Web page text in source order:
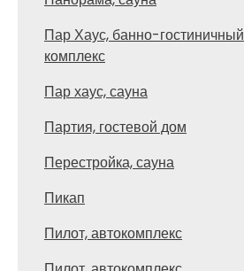
Пар Хаус, банно-гостиничный
комплекс
Пар хаус, сауна
Партия, гостевой дом
Перестройка, сауна
Пикап
Пилот, автокомплекс